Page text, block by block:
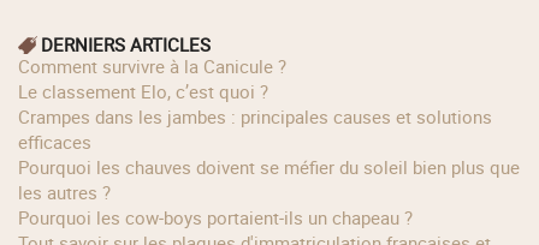
DERNIERS ARTICLES
Comment survivre à la Canicule ?
Le classement Elo, c’est quoi ?
Crampes dans les jambes : principales causes et solutions
efficaces
Pourquoi les chauves doivent se méfier du soleil bien plus que
les autres ?
Pourquoi les cow‑boys portaient‑ils un chapeau ?